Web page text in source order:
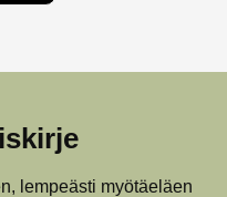
lempeästi myötäeläen